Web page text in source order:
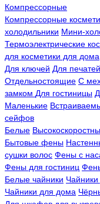
Компрессорные
Компрессорные
холодильники Мини-
Термоэлектрические
для косметики для дома
Для ключей Для
Отдельностоящие С
замком Для гостиницы
Маленькие
сейфов
Белые
Бытовые фены
сушки волос Фены с
Фены для гостиниц
Белые чайники
Чайники для дома